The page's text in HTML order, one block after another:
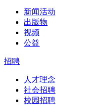
新闻活动
出版物
视频
公益
招聘
人才理念
社会招聘
校园招聘